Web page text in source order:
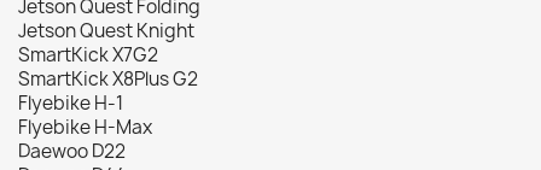
Jetson Quest Folding
Jetson Quest Knight
SmartKick X7G2
SmartKick X8Plus G2
Flyebike H-1
Flyebike H-Max
Daewoo D22